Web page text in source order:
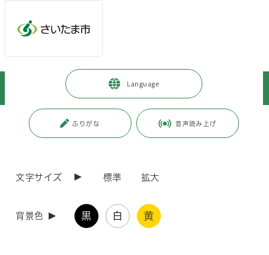
Language
ふりがな 音声読み上げ
文字サイズ 標準 拡大
背景色 黒 白 黄
子育て・教育 > 教育 > 教育委員会
更新日付：2025年10月27日 / ページ番号：C016542
さいたま市教育委員会では、年1回教育要覧を作成しています。